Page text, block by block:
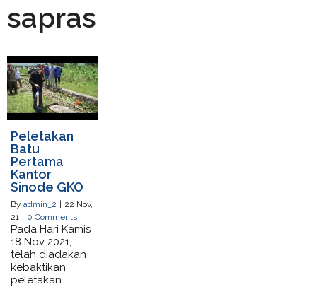
sapras
Peletakan
Batu
Pertama
Kantor
Sinode GKO
By admin_2 | 22 Nov,
21 | 0 Comments
Pada Hari Kamis
18 Nov 2021,
telah diadakan
kebaktikan
peletakan